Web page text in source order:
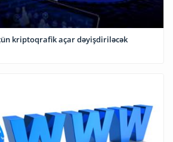
kriptoqrafik açar dəyişdiriləcək